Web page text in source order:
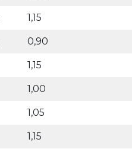
1,15
0,90
1,15
1,00
1,05
1,15